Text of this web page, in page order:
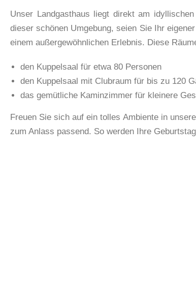
Unser Landgasthaus liegt direkt am
dieser schönen Umgebung, seien Sie Ihr
einem außergewöhnlichen Erlebnis. Diese
den Kuppelsaal für etwa 80 Personen
den Kuppelsaal mit Clubraum für bis zu 120
das gemütliche Kaminzimmer für kleinere
Freuen Sie sich auf ein tolles Ambiente in
zum Anlass passend. So werden Ihre